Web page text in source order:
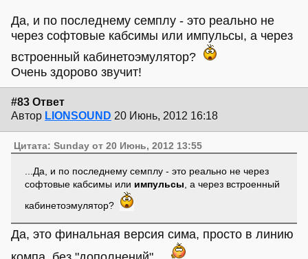
Да, и по последнему семплу - это реально не
через софтовые кабсимы или импульсы, а через
встроенный кабинетоэмулятор?
Очень здорово звучит!
#83 Ответ
Автор LIONSOUND 20 Июнь, 2012 16:18
Цитата: Sunday от 20 Июнь, 2012 13:55
...Да, и по последнему семплу - это реально не через
софтовые кабсимы или импульсы , а через встроенный
кабинетоэмулятор?
Да, это финальная версия сима, просто в линию